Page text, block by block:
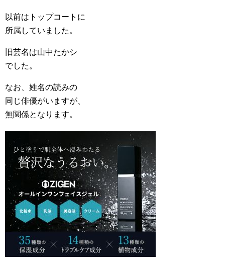
以前はトップコートに
所属していました。
旧芸名は山中たかシ
でした。
なお、姓名の読みの
同じ俳優がいますが、
無関係となります。